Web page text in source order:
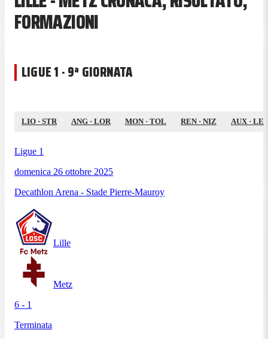
FORMAZIONI
LIGUE 1 · 9ª GIORNATA
LIO · STR ANG · LOR MON · TOL REN · NIZ AUX · LE
Ligue 1
domenica 26 ottobre 2025
Decathlon Arena - Stade Pierre-Mauroy
Lille
Metz
6 - 1
Terminata